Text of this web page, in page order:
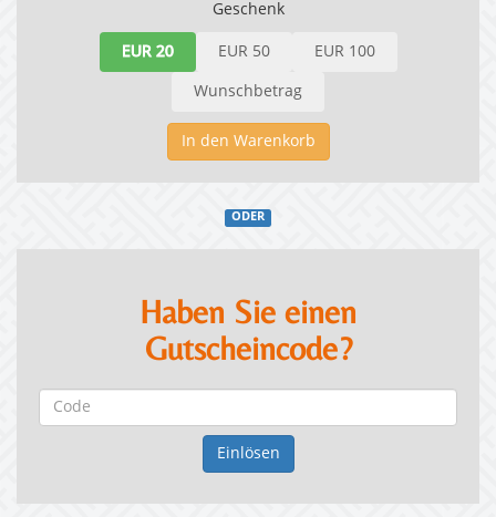
Geschenk
EUR 20 EUR 50 EUR 100
Wunschbetrag
In den Warenkorb
ODER
Haben Sie einen
Gutscheincode?